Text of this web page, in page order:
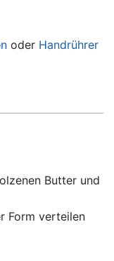
oder Handrührer
Butter und
Form verteilen